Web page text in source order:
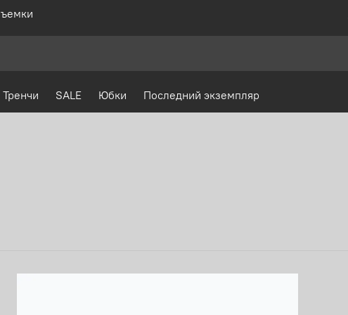
Тренчи SALE Юбки Последний экземпляр